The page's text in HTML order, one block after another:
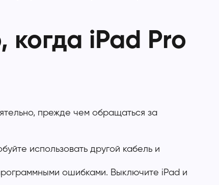
когда iPad Pro
прежде чем обращаться за
использовать другой кабель и
ошибками. Выключите iPad и